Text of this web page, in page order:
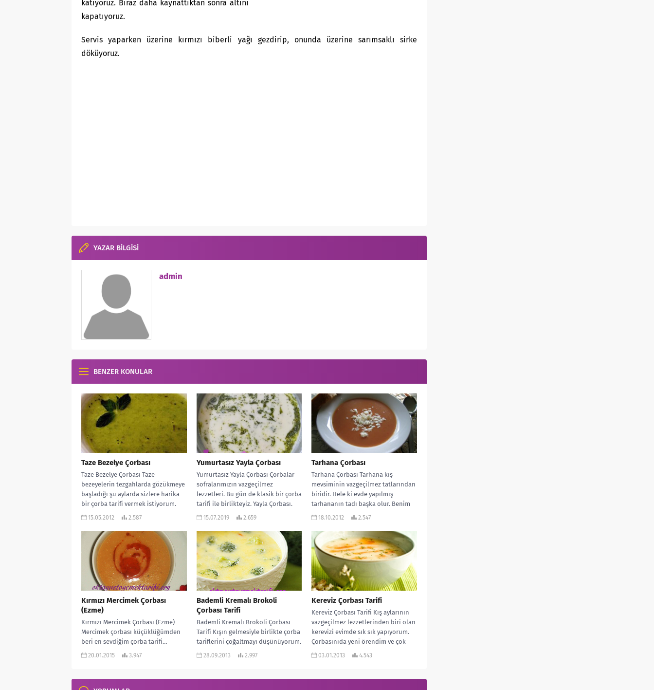
katıyoruz. Biraz daha kaynattıktan sonra altını
kapatıyoruz.
Servis yaparken üzerine kırmızı biberli yağı gezdirip, onunda üzerine sarımsaklı sirke
döküyoruz.
YAZAR BİLGİSİ
admin
BENZER KONULAR
Taze Bezelye Çorbası
Taze Bezelye Çorbası Taze
bezeyelerin tezgahlarda gözükmeye
başladığı şu aylarda sizlere harika
bir çorba tarifi vermek istiyorum.
Tadıyla, rengiyle insanı...
15.05.2012 2.587
Yumurtasız Yayla Çorbası
Yumurtasız Yayla Çorbası Çorbalar
sofralarımızın vazgeçilmez
lezzetleri. Bu gün de klasik bir çorba
tarifi ile birlikteyiz. Yayla Çorbası.
Ama bu...
15.07.2019 2.659
Tarhana Çorbası
Tarhana Çorbası Tarhana kış
mevsiminin vazgeçilmez tatlarından
biridir. Hele ki evde yapılmış
tarhananın tadı başka olur. Benim
annem kışa girmeden...
18.10.2012 2.547
Kırmızı Mercimek Çorbası
(Ezme)
Kırmızı Mercimek Çorbası (Ezme)
Mercimek çorbası küçüklüğümden
beri en sevdiğim çorba tarifi…
Özellikle annemin elleriyle süzdüğü
20.01.2015 3.947
Bademli Kremalı Brokoli
Çorbası Tarifi
Bademli Kremalı Brokoli Çorbası
Tarifi Kışın gelmesiyle birlikte çorba
tariflerini çoğaltmayı düşünüyorum.
Yine Ok tay Ustaya ait harika,
28.09.2013 2.997
Kereviz Çorbası Tarifi
Kereviz Çorbası Tarifi Kış aylarının
vazgeçilmez lezzetlerinden biri olan
kerevizi evimde sık sık yapıyorum.
Çorbasınıda yeni örendim ve çok
beğendim....
03.01.2013 4.543